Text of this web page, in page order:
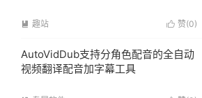
 赞(0)
 趣站
AutoVidDub支持分角色配音的全自动
视频翻译配音加字幕工具